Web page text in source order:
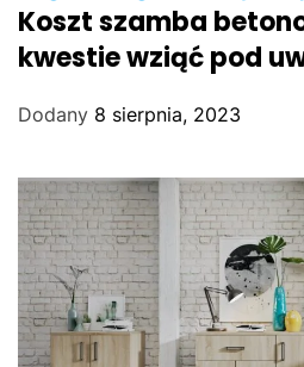
Koszt szamba
kwestie wziąć pod
Dodany 8 sierpnia, 2023